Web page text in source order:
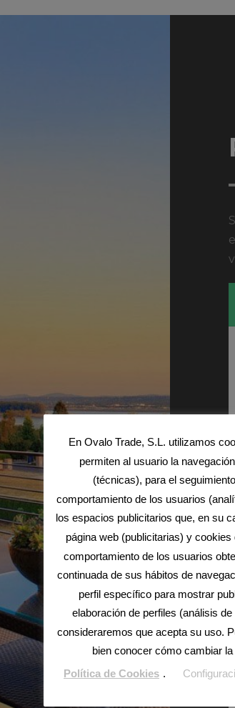
En Ovalo Trade, S.L. utilizamos
permiten al usuario la
(técnicas), para el
comportamiento de los usuarios
los espacios publicitarios que, en su
página web (publicitarias) y
comportamiento de los usuarios
continuada de sus hábitos de
perfil específico para mostrar
elaboración de perfiles (análisis
consideraremos que acepta su uso.
bien conocer cómo cambiar
Política de Cookies .